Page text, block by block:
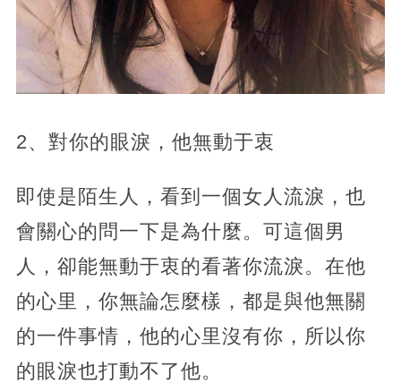
2、對你的眼淚，他無動于衷
即使是陌生人，看到一個女人流淚，也
會關心的問一下是為什麼。可這個男
人，卻能無動于衷的看著你流淚。在他
的心里，你無論怎麼樣，都是與他無關
的一件事情，他的心里沒有你，所以你
的眼淚也打動不了他。